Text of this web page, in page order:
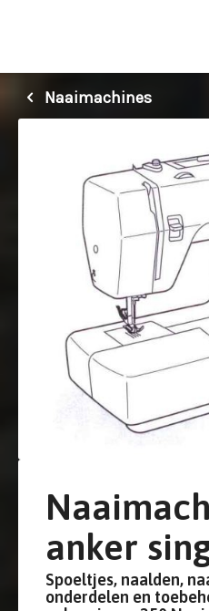
Naaimachines
anker
Spoeltjes, naalden,
onderdelen en